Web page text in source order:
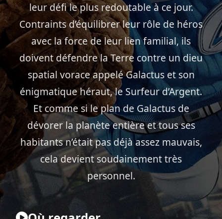
leur défi le plus redoutable à ce jour.
Contraints d’équilibrer leur rôle de héros
avec la force de leur lien familial, ils
doivent défendre la Terre contre un dieu
spatial vorace appelé Galactus et son
énigmatique héraut, le Surfeur d’Argent.
Et comme si le plan de Galactus de
dévorer la planète entière et tous ses
habitants n’était pas déjà assez mauvais,
cela devient soudainement très
personnel.